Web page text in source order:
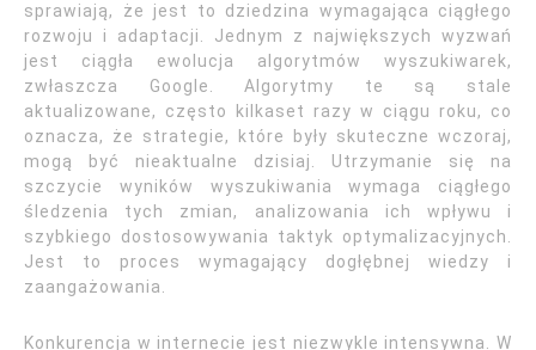
sprawiają, że jest to dziedzina wymagająca ciągłego
rozwoju i adaptacji. Jednym z największych wyzwań
jest ciągła ewolucja algorytmów wyszukiwarek,
zwłaszcza Google. Algorytmy te są stale
aktualizowane, często kilkaset razy w ciągu roku, co
oznacza, że strategie, które były skuteczne wczoraj,
mogą być nieaktualne dzisiaj. Utrzymanie się na
szczycie wyników wyszukiwania wymaga ciągłego
śledzenia tych zmian, analizowania ich wpływu i
szybkiego dostosowywania taktyk optymalizacyjnych.
Jest to proces wymagający dogłębnej wiedzy i
zaangażowania.
Konkurencja w internecie jest niezwykle intensywna. W